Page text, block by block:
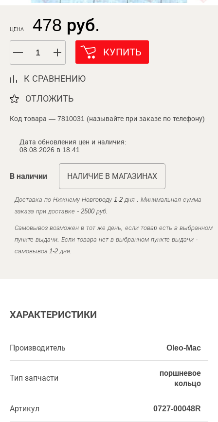
ЦЕНА 478 руб.
КУПИТЬ
К СРАВНЕНИЮ
ОТЛОЖИТЬ
Код товара — 7810031 (называйте при заказе по телефону)
Дата обновления цен и наличия:
08.08.2026 в 18:41
В наличии НАЛИЧИЕ В МАГАЗИНАХ
Доставка по Нижнему Новгороду 1-2 дня . Минимальная сумма
заказа при доставке - 2500 руб.
Самовывоз возможен в тот же день, если товар есть в выбранном
пункте выдачи. Если товара нет в выбранном пункте выдачи -
самовывоз 1-2 дня.
ХАРАКТЕРИСТИКИ
Производитель Oleo-Mac
Тип запчасти
поршневое
кольцо
Артикул 0727-00048R